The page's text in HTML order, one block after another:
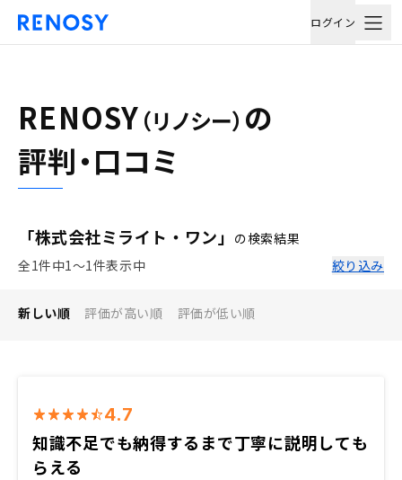
ログイン
RENOSY （リノシー） の
評判・口コミ
「株式会社ミライト・ワン」 の検索結果
全1件中1〜1件表示中
絞り込み
新しい順 評価が高い順 評価が低い順
4.7
知識不足でも納得するまで丁寧に説明しても
らえる